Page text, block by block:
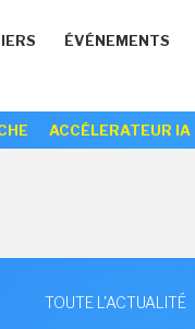
ÉVÉNEMENTS
ACCÉLERATEUR IA
TOUTE L'ACTUALITÉ